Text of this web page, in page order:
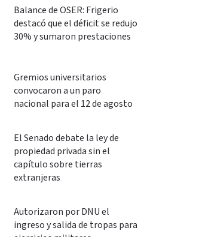
Balance de OSER: Frigerio
destacó que el déficit se redujo
30% y sumaron prestaciones
Gremios universitarios
convocaron a un paro
nacional para el 12 de agosto
El Senado debate la ley de
propiedad privada sin el
capítulo sobre tierras
extranjeras
Autorizaron por DNU el
ingreso y salida de tropas para